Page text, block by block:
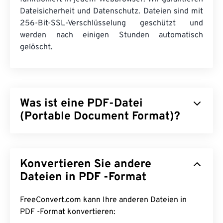
Dateisicherheit und Datenschutz. Dateien sind mit
256-Bit-SSL-Verschlüsselung geschützt und
werden nach einigen Stunden automatisch
gelöscht.
Was ist eine PDF-Datei
(Portable Document Format)?
von Textdokumenten als auch von Grafiken vereint
und damit zu den am häufigsten verwendeten
Beliebtheit von PDF liegt darin, dass die
ursprüngliche Dokumentformatierung erhalten
Konvertieren Sie andere
Dateien in PDF -Format
FreeConvert.com kann Ihre anderen Dateien in
PDF -Format konvertieren: